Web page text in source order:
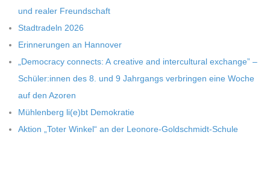
und rea­ler Freundschaft
Stadt­ra­deln 2026
Erin­ne­run­gen an Hannover
„Demo­cracy con­nects: A crea­tive and inter­cul­tu­ral exch­ange” –
Schüler:innen des 8. und 9 Jahr­gangs ver­brin­gen eine Woche
auf den Azoren
Müh­len­berg li(e)bt Demokratie
Aktion „Toter Win­kel“ an der Leonore-Goldschmidt-Schule